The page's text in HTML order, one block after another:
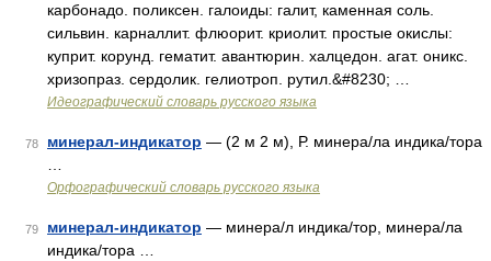
карбонадо. поликсен. галоиды: галит, каменная соль.
сильвин. карналлит. флюорит. криолит. простые окислы:
куприт. корунд. гематит. авантюрин. халцедон. агат. оникс.
хризопраз. сердолик. гелиотроп. рутил.&#8230; …
Идеографический словарь русского языка
78 минерал-индикатор — (2 м 2 м), Р. минера/ла индика/тора
Орфографический словарь русского языка
79 минерал-индикатор — минера/л индика/тор, минера/ла
индика/тора …